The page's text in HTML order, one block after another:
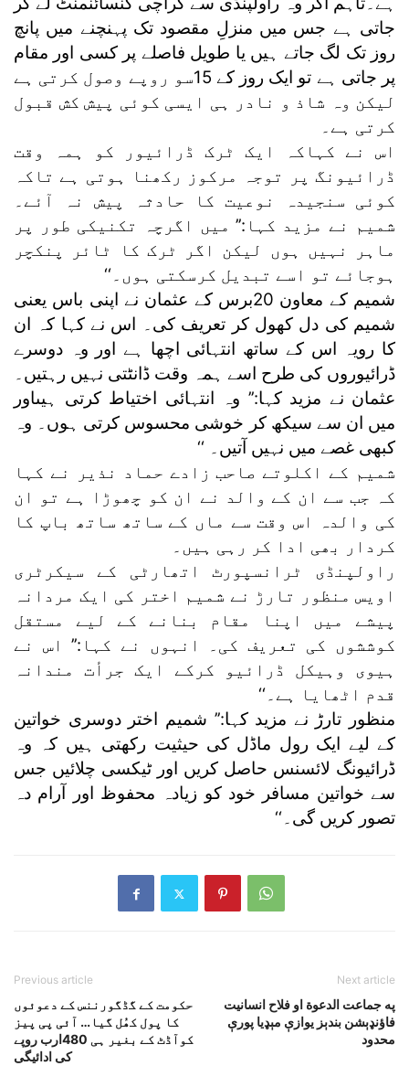
جاتی ہے جس میں منزلِ مقصود تک پہنچنے میں پانچ
روز تک لگ جاتے ہیں یا طویل فاصلے پر کسی اور مقام
پر جاتی ہے تو ایک روز کے 15سو روپے وصول کرتی ہے
لیکن وہ شاذ و نادر ہی ایسی کوئی پیش کش قبول
کرتی ہے۔
اس نے کہاکہ ایک ٹرک ڈرائیور کو ہمہ وقت
ڈرائیونگ پر توجہ مرکوز رکھنا ہوتی ہے تاکہ
کوئی سنجیدہ نوعیت کا حادثہ پیش نہ آئے۔
شمیم نے مزید کہا:’’ میں اگرچہ تکنیکی طور پر
ماہر نہیں ہوں لیکن اگر ٹرک کا ٹائر پنکچر
ہوجائے تو اسے تبدیل کرسکتی ہوں۔‘‘
شمیم کے معاون 20برس کے عثمان نے اپنی باس یعنی
شمیم کی دل کھول کر تعریف کی۔ اس نے کہا کہ ان
کا رویہ اس کے ساتھ انتہائی اچھا ہے اور وہ دوسرے
ڈرائیوروں کی طرح اسے ہمہ وقت ڈانٹتی نہیں رہتیں۔
عثمان نے مزید کہا:’’ وہ انتہائی اختیاط کرتی ہیںاور
میں ان سے سیکھ کر خوشی محسوس کرتی ہوں۔ وہ
کبھی غصے میں نہیں آتیں۔ ‘‘
شمیم کے اکلوتے صاحب زادے حماد نذیر نے کہا
کہ جب سے ان کے والد نے ان کو چھوڑا ہے تو ان
کی والدہ اس وقت سے ماں کے ساتھ ساتھ باپ کا
کردار بھی ادا کر رہی ہیں۔
راولپنڈی ٹرانسپورٹ اتھارٹی کے سیکرٹری
اویس منظور تارڑ نے شمیم اختر کی ایک مردانہ
پیشے میں اپنا مقام بنانے کے لیے مستقل
کوششوں کی تعریف کی۔ انہوں نے کہا:’’ اس نے
ہیوی وہیکل ڈرائیو کرکے ایک جرأت مندانہ
قدم اٹھایا ہے۔‘‘
منظور تارڑ نے مزید کہا:’’ شمیم اختر دوسری خواتین
کے لیے ایک رول ماڈل کی حیثیت رکھتی ہیں کہ وہ
ڈرائیونگ لائسنس حاصل کریں اور ٹیکسی چلائیں جس
سے خواتین مسافر خود کو زیادہ محفوظ اور آرام دہ
تصور کریں گی۔‘‘
Previous article
حکومت کے گڈگورننس کے دعوئوں
کا پول کھُل گیا… آئی پی پیز
کوآڈٹ کے بغیر ہی 480ارب روپے
کی ادائیگی
Next article
په جماعت الدعوة او فلاح انسانيت
فاؤنډېشن بندېز يوازې مېډيا پورې
محدود